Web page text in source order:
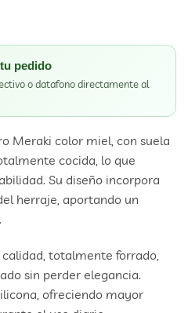
pedido
o datafono directamente al
Meraki color miel, con suela
cocida, lo que
Su diseño incorpora
herraje, aportando un
totalmente forrado,
sin perder elegancia.
ofreciendo mayor